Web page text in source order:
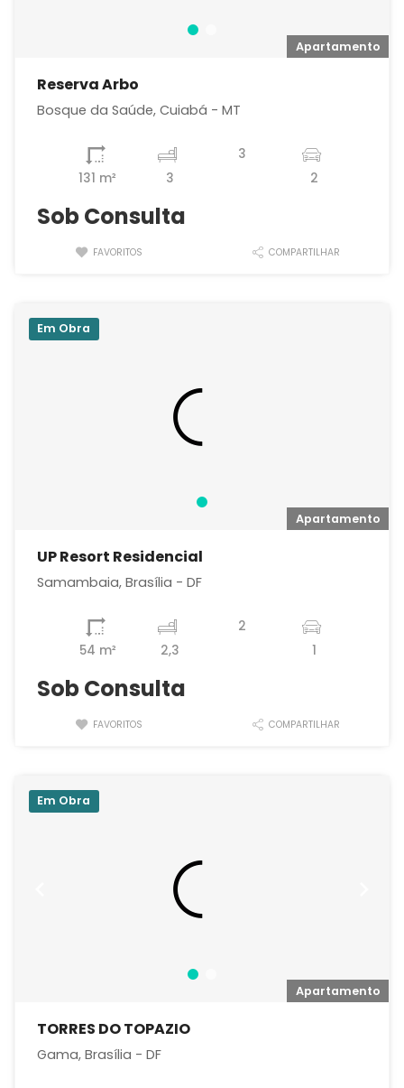
Apartamento
Reserva Arbo
Bosque da Saúde, Cuiabá - MT
131 m² 3
3
2
Sob Consulta
FAVORITOS COMPARTILHAR
Apartamento
Em Obra
UP Resort Residencial
Samambaia, Brasília - DF
54 m² 2,3
2
1
Sob Consulta
FAVORITOS COMPARTILHAR
Apartamento
Em Obra
TORRES DO TOPAZIO
Gama, Brasília - DF